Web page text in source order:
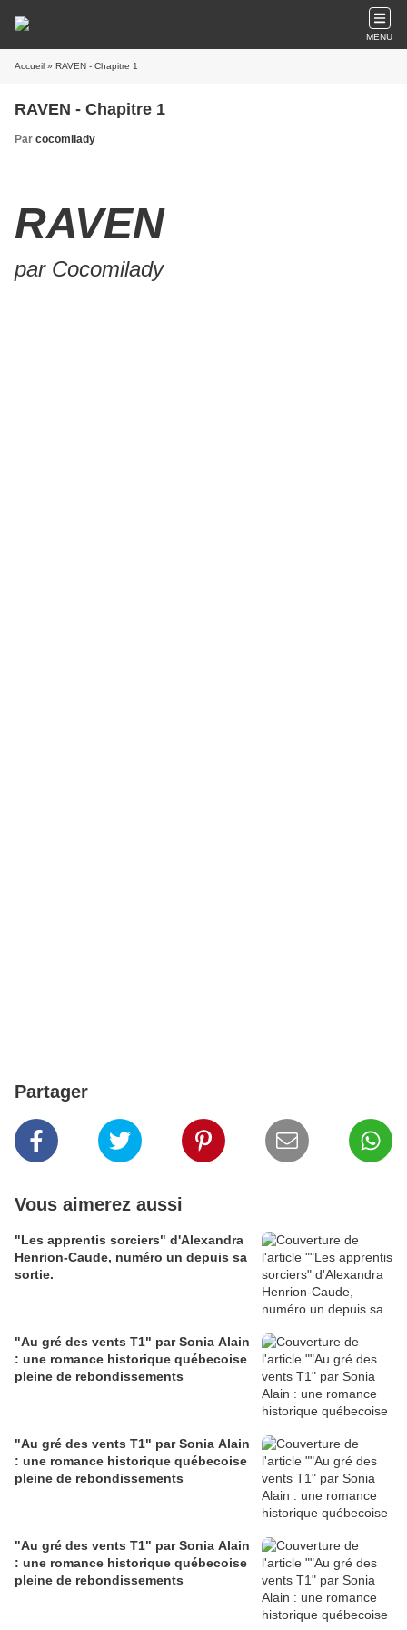
MENU
Accueil » RAVEN - Chapitre 1
RAVEN - Chapitre 1
Par cocomilady
RAVEN
par Cocomilady
Partager
Vous aimerez aussi
"Les apprentis sorciers" d'Alexandra
Henrion-Caude, numéro un depuis sa
sortie.
"Au gré des vents T1" par Sonia Alain
: une romance historique québecoise
pleine de rebondissements
"Au gré des vents T1" par Sonia Alain
: une romance historique québecoise
pleine de rebondissements
"Au gré des vents T1" par Sonia Alain
: une romance historique québecoise
pleine de rebondissements